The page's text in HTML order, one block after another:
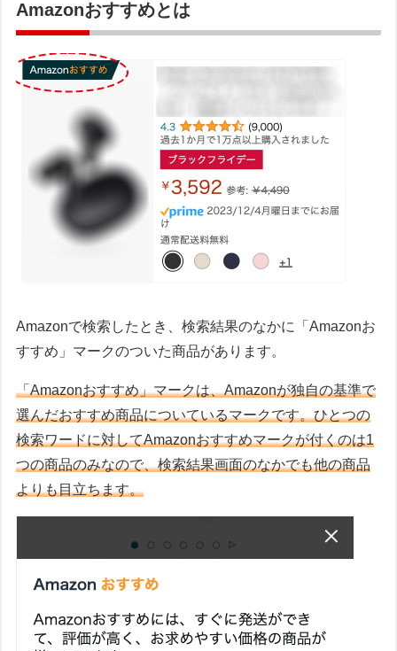
Amazonおすすめとは
Amazonで検索したとき、検索結果のなかに「Amazonお
すすめ」マークのついた商品があります。
「Amazonおすすめ」マークは、Amazonが独自の基準で
選んだおすすめ商品についているマークです。ひとつの
検索ワードに対してAmazonおすすめマークが付くのは1
つの商品のみなので、検索結果画面のなかでも他の商品
よりも目立ちます。